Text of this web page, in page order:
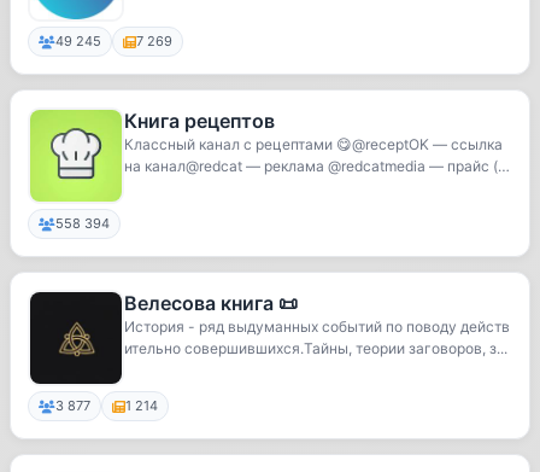
49 245 7 269
Книга рецептов
Классный канал с рецептами 😋@receptOK — ссылка
на канал@redcat — реклама @redcatmedia — прайс (к
558 394
Велесова книга 📜
История - ряд выдуманных событий по поводу действ
ительно совершившихся.Тайны, теории заговоров, з...
3 877 1 214